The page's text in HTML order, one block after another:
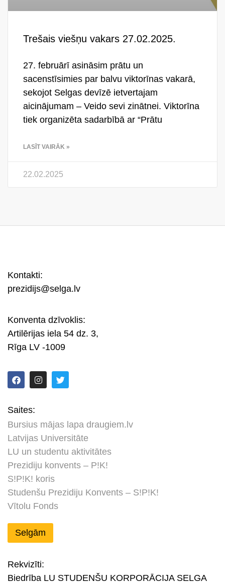
Trešais viešņu vakars 27.02.2025.
27. februārī asināsim prātu un
sacenstīsimies par balvu viktorīnas vakarā,
sekojot Selgas devīzē ietvertajam
aicinājumam – Veido sevi zinātnei. Viktorīna
tiek organizēta sadarbībā ar “Prātu
LASĪT VAIRĀK »
22.02.2025
Kontakti:
prezidijs@selga.lv
Konventa dzīvoklis:
Artilērijas iela 54 dz. 3,
Rīga LV -1009
Saites:
Bursius mājas lapa draugiem.lv
Latvijas Universitāte
LU un studentu aktivitātes
Prezidiju konvents – P!K!
S!P!K! koris
Studenšu Prezidiju Konvents – S!P!K!
Vītolu Fonds
Selgām
Rekvizīti:
Biedrība LU STUDENŠU KORPORĀCIJA SELGA